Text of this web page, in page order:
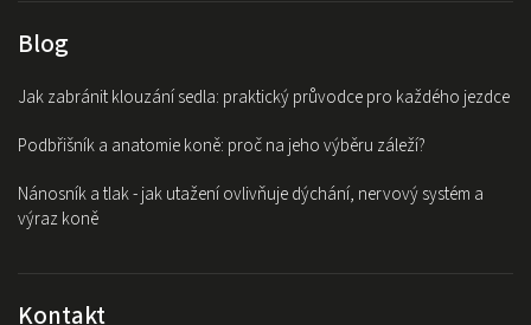
Blog
Jak zabránit klouzání sedla: praktický průvodce pro každého jezdce
Podbřišník a anatomie koně: proč na jeho výběru záleží?
Nánosník a tlak - jak utažení ovlivňuje dýchání, nervový systém a
výraz koně
Kontakt